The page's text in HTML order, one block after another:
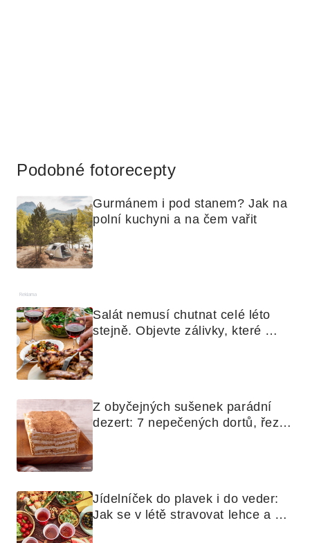
Podobné fotorecepty
Gurmánem i pod stanem? Jak na
polní kuchyni a na čem vařit
Reklama
Salát nemusí chutnat celé léto
stejně. Objevte zálivky, které
Z obyčejných sušenek parádní
dezert: 7 nepečených dortů, řezů
Jídelníček do plavek i do veder:
Jak se v létě stravovat lehce a